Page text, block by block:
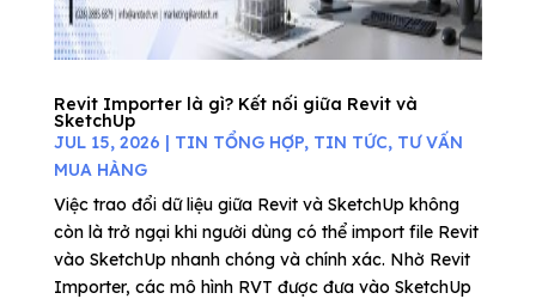
Revit Importer là gì? Kết nối giữa Revit và
SketchUp
JUL 15, 2026 | TIN TỔNG HỢP, TIN TỨC, TƯ VẤN
MUA HÀNG
Việc trao đổi dữ liệu giữa Revit và SketchUp không
còn là trở ngại khi người dùng có thể import file Revit
vào SketchUp nhanh chóng và chính xác. Nhờ Revit
Importer, các mô hình RVT được đưa vào SketchUp